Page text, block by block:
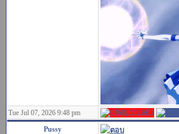
Tue Jul 07, 2026 9:48 pm
Pussy